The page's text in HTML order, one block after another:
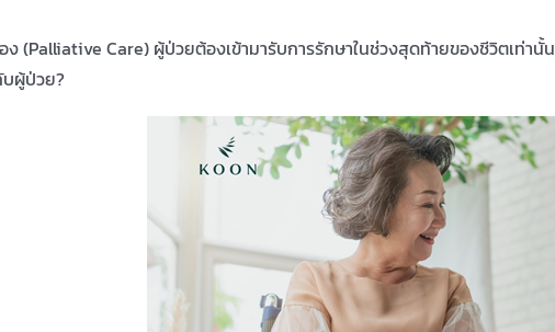
ง (Palliative Care) ผู้ป่วยต้องเข้ามารับการรักษาในช่วงสุดท้ายของชีวิตเท่า
บผู้ป่วย?